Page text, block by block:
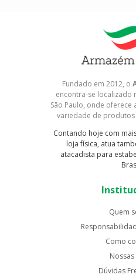
Fundado em 2012, o
encontra-se localizado
São Paulo, onde oferece
variedade de produtos
Contando hoje com
loja física, atua
atacadista para
Quem
Como
Dúvidas